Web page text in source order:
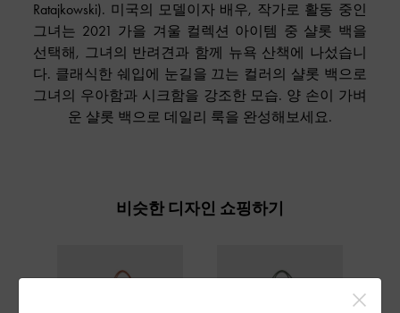
Ratajkowski). 미국의 모델이자 배우, 작가로 활동 중인
그녀는 2021 가을 겨울 컬렉션 아이템 중 샬롯 백을
선택해, 그녀의 반려견과 함께 뉴욕 산책에 나섰습니
다. 클래식한 쉐입에 눈길을 끄는 컬러의 샬롯 백으로
그녀의 우아함과 시크함을 강조한 모습. 양 손이 가벼
운 샬롯 백으로 데일리 룩을 완성해보세요.
비슷한 디자인 쇼핑하기